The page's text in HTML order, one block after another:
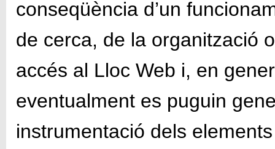
conseqüència d’un
de cerca, de la organització
accés al Lloc Web i, en
eventualment es puguin
instrumentació dels